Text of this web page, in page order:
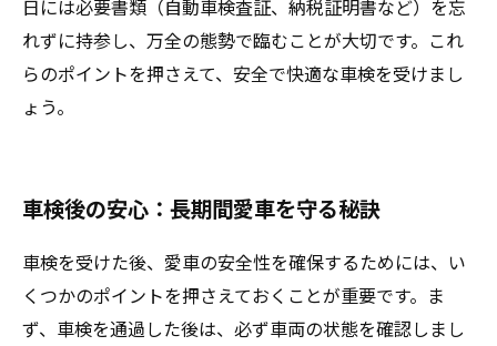
日には必要書類（自動車検査証、納税証明書など）を忘
れずに持参し、万全の態勢で臨むことが大切です。これ
らのポイントを押さえて、安全で快適な車検を受けまし
ょう。
車検後の安心：長期間愛車を守る秘訣
車検を受けた後、愛車の安全性を確保するためには、い
くつかのポイントを押さえておくことが重要です。ま
ず、車検を通過した後は、必ず車両の状態を確認しまし